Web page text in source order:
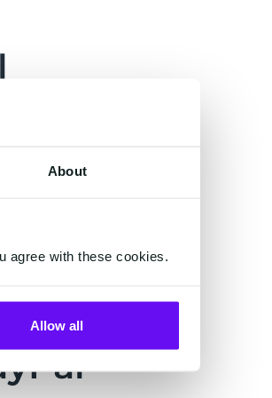
About
agree with these cookies.
Allow all
pour